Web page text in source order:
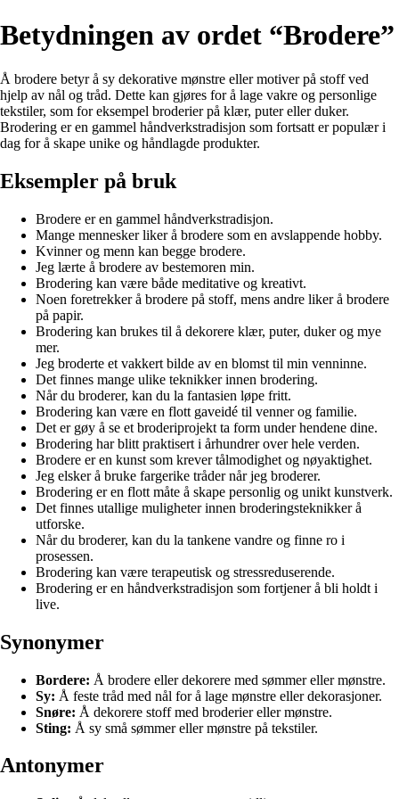
Betydningen av ordet “Brodere”
Å brodere betyr å sy dekorative mønstre eller motiver på stoff ved
hjelp av nål og tråd. Dette kan gjøres for å lage vakre og personlige
tekstiler, som for eksempel broderier på klær, puter eller duker.
Brodering er en gammel håndverkstradisjon som fortsatt er populær i
dag for å skape unike og håndlagde produkter.
Eksempler på bruk
Brodere er en gammel håndverkstradisjon.
Mange mennesker liker å brodere som en avslappende hobby.
Kvinner og menn kan begge brodere.
Jeg lærte å brodere av bestemoren min.
Brodering kan være både meditative og kreativt.
Noen foretrekker å brodere på stoff, mens andre liker å brodere
på papir.
Brodering kan brukes til å dekorere klær, puter, duker og mye
mer.
Jeg broderte et vakkert bilde av en blomst til min venninne.
Det finnes mange ulike teknikker innen brodering.
Når du broderer, kan du la fantasien løpe fritt.
Brodering kan være en flott gaveidé til venner og familie.
Det er gøy å se et broderiprojekt ta form under hendene dine.
Brodering har blitt praktisert i århundrer over hele verden.
Brodere er en kunst som krever tålmodighet og nøyaktighet.
Jeg elsker å bruke fargerike tråder når jeg broderer.
Brodering er en flott måte å skape personlig og unikt kunstverk.
Det finnes utallige muligheter innen broderingsteknikker å
utforske.
Når du broderer, kan du la tankene vandre og finne ro i
prosessen.
Brodering kan være terapeutisk og stressreduserende.
Brodering er en håndverkstradisjon som fortjener å bli holdt i
live.
Synonymer
Bordere: Å brodere eller dekorere med sømmer eller mønstre.
Sy: Å feste tråd med nål for å lage mønstre eller dekorasjoner.
Snøre: Å dekorere stoff med broderier eller mønstre.
Sting: Å sy små sømmer eller mønstre på tekstiler.
Antonymer